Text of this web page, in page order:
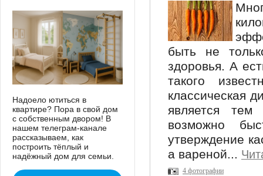
быть не
здоровья. А
такого
классическая
является тем
возможно
утверждение
а вареной...
4 фотографии
Надоело ютиться в
квартире? Пора в свой дом
с собственным двором! В
нашем телеграм-канале
рассказываем, как
построить тёплый и
надёжный дом для семьи.